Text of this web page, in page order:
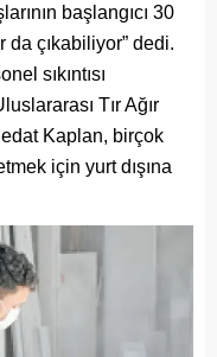
başlangıcı 30
çıkabiliyor” dedi.
sıkıntısı
Tır Ağır
Kaplan, birçok
için yurt dışına